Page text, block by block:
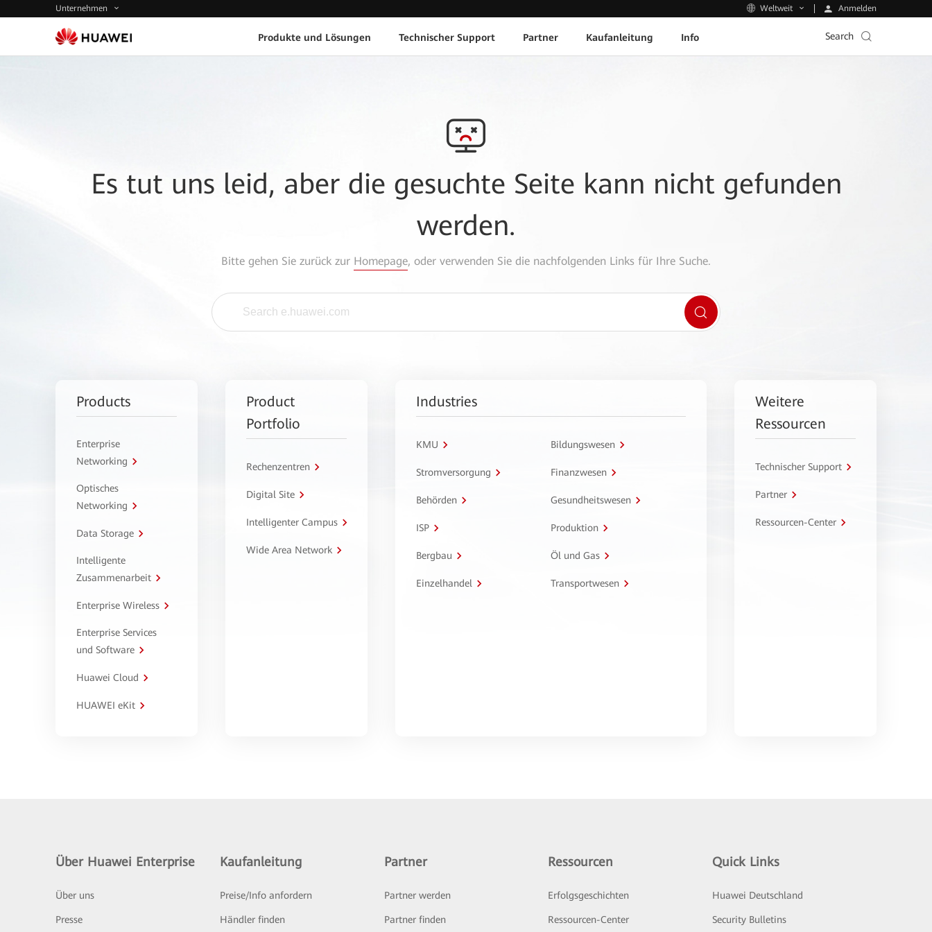
Unternehmen Weltweit Anmelden
Produkte und Lösungen Technischer Support Partner Kaufanleitung Info Search
Es tut uns leid, aber die gesuchte Seite kann nicht gefunden
werden.
Bitte gehen Sie zurück zur Homepage, oder verwenden Sie die nachfolgenden Links für Ihre Suche.
Products
Enterprise
Networking
Optisches
Networking
Data Storage
Intelligente
Zusammenarbeit
Enterprise Wireless
Enterprise Services
und Software
Huawei Cloud
HUAWEI eKit
Product
Portfolio
Rechenzentren
Digital Site
Intelligenter Campus
Wide Area Network
Industries
KMU Bildungswesen
Stromversorgung Finanzwesen
Behörden Gesundheitswesen
ISP Produktion
Bergbau Öl und Gas
Einzelhandel Transportwesen
Weitere
Ressourcen
Technischer Support
Partner
Ressourcen-Center
Über Huawei Enterprise
Über uns
Presse
Kaufanleitung
Preise/Info anfordern
Händler finden
Partner
Partner werden
Partner finden
Ressourcen
Erfolgsgeschichten
Ressourcen-Center
Quick Links
Huawei Deutschland
Security Bulletins